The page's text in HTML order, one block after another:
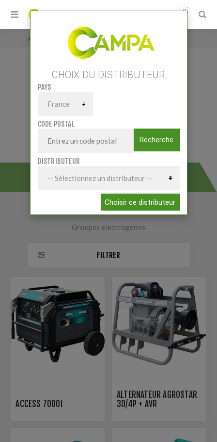
0
Accueil Petits matériels / Outillage atelier
Groupes électrogènes
GROUPES ÉLECTROGÈNES
Groupes électrogènes
FILTRER
ACCESS 7000I
ALTERNATEUR AGROSTAR
30/4P + AVR
CHOIX DU DISTRIBUTEUR
PAYS
CODE POSTAL
Recherche
DISTRIBUTEUR
Choisir ce distributeur